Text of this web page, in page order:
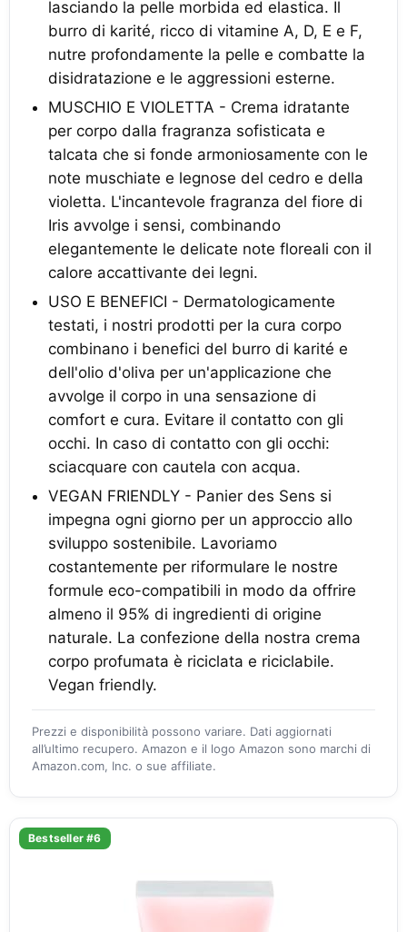
lasciando la pelle morbida ed elastica. Il
burro di karité, ricco di vitamine A, D, E e F,
nutre profondamente la pelle e combatte la
disidratazione e le aggressioni esterne.
MUSCHIO E VIOLETTA - Crema idratante
per corpo dalla fragranza sofisticata e
talcata che si fonde armoniosamente con le
note muschiate e legnose del cedro e della
violetta. L'incantevole fragranza del fiore di
Iris avvolge i sensi, combinando
elegantemente le delicate note floreali con il
calore accattivante dei legni.
USO E BENEFICI - Dermatologicamente
testati, i nostri prodotti per la cura corpo
combinano i benefici del burro di karité e
dell'olio d'oliva per un'applicazione che
avvolge il corpo in una sensazione di
comfort e cura. Evitare il contatto con gli
occhi. In caso di contatto con gli occhi:
sciacquare con cautela con acqua.
VEGAN FRIENDLY - Panier des Sens si
impegna ogni giorno per un approccio allo
sviluppo sostenibile. Lavoriamo
costantemente per riformulare le nostre
formule eco-compatibili in modo da offrire
almeno il 95% di ingredienti di origine
naturale. La confezione della nostra crema
corpo profumata è riciclata e riciclabile.
Vegan friendly.
Prezzi e disponibilità possono variare. Dati aggiornati
all’ultimo recupero. Amazon e il logo Amazon sono marchi di
Amazon.com, Inc. o sue affiliate.
Bestseller #6